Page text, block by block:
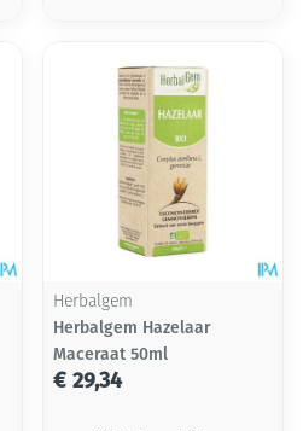
Herbalgem
Herbalgem Hazelaar
Maceraat 50ml
€ 29,34